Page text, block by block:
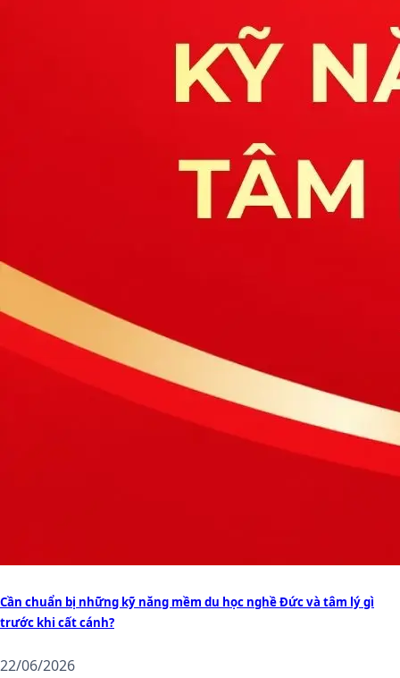
Cần chuẩn bị những kỹ năng mềm du học nghề Đức và tâm lý gì
trước khi cất cánh?
22/06/2026